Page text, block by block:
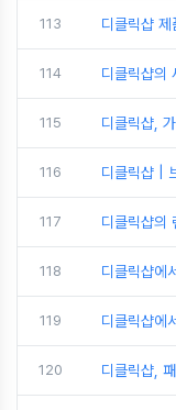
113 디클릭샵
114 디클릭샵의
115 디클릭샵,
116 디클릭샵 |
117 디클릭샵의
118 디클릭샵에
119 디클릭샵에
120 디클릭샵,